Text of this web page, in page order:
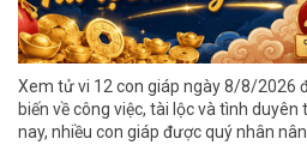
Xem tử vi 12 con giáp ngày 8/8/2026
biến về công việc, tài lộc và tình duyên
nay, nhiều con giáp được quý nhân